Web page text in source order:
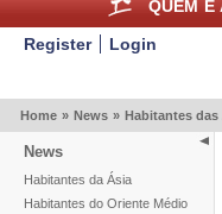
QUEM É
Register
Login
Home » News » Habitantes das
News
Habitantes da Ásia
Habitantes do Oriente Médio